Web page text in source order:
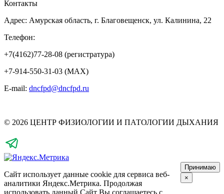
Контакты
Адрес: Амурская область, г. Благовещенск, ул. Калинина, 22
Телефон:
+7(4162)77-28-08 (регистратура)
+7-914-550-31-03 (MAX)
E-mail: dncfpd@dncfpd.ru
© 2026 ЦЕНТР ФИЗИОЛОГИИ И ПАТОЛОГИИ ДЫХАНИЯ
Сайт использует данные cookie для сервиса веб-
аналитики Яндекс.Метрика. Продолжая
использовать данный Сайт Вы соглашаетесь с
Принимаю
×